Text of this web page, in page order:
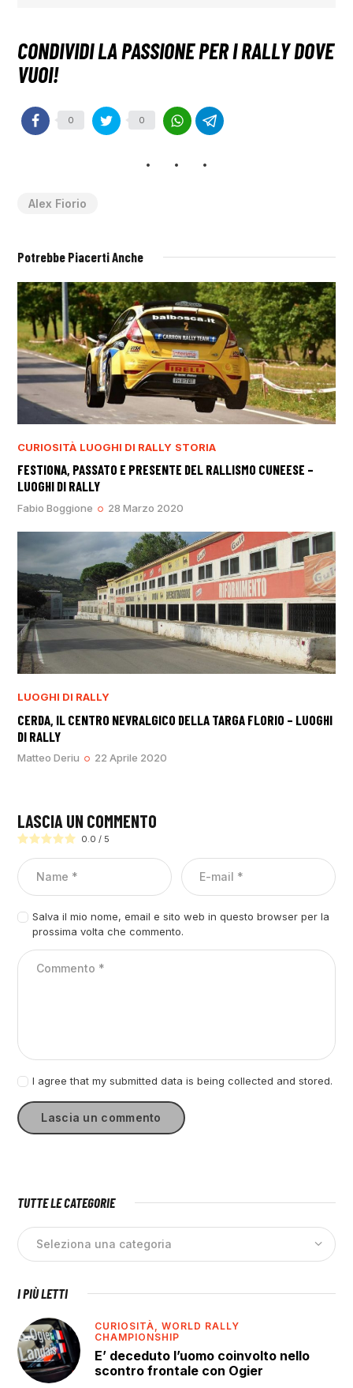
0 0
Alex Fiorio
Potrebbe Piacerti Anche
CURIOSITÀ LUOGHI DI RALLY STORIA
FESTIONA, PASSATO E PRESENTE DEL RALLISMO CUNEESE –
LUOGHI DI RALLY
Fabio Boggione 28 Marzo 2020
LUOGHI DI RALLY
CERDA, IL CENTRO NEVRALGICO DELLA TARGA FLORIO – LUOGHI
DI RALLY
Matteo Deriu 22 Aprile 2020
LASCIA UN COMMENTO
0.0 / 5
Salva il mio nome, email e sito web in questo browser per la
prossima volta che commento.
I agree that my submitted data is being collected and stored.
TUTTE LE CATEGORIE
I PIÙ LETTI
CURIOSITÀ,WORLD RALLY
CHAMPIONSHIP
E’ deceduto l’uomo coinvolto nello
scontro frontale con Ogier